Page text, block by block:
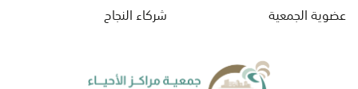
عضوية الجمعية
شركاء النجاح